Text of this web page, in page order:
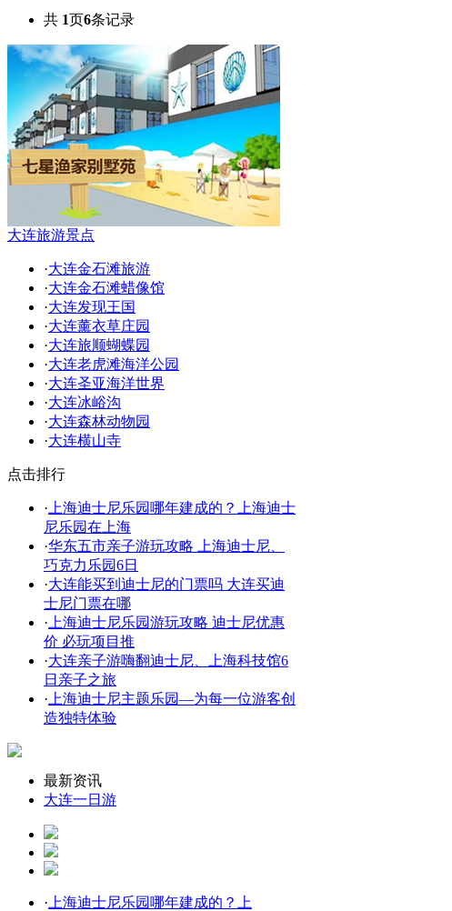
共 1页6条记录
大连旅游景点
·大连金石滩旅游
·大连金石滩蜡像馆
·大连发现王国
·大连薰衣草庄园
·大连旅顺蝴蝶园
·大连老虎滩海洋公园
·大连圣亚海洋世界
·大连冰峪沟
·大连森林动物园
·大连横山寺
点击排行
· 上海迪士尼乐园哪年建成的？上海迪士
尼乐园在上海
·华东五市亲子游玩攻略 上海迪士尼、
巧克力乐园6日
·大连能买到迪士尼的门票吗 大连买迪
士尼门票在哪
· 上海迪士尼乐园游玩攻略 迪士尼优惠
价 必玩项目推
·大连亲子游嗨翻迪士尼、上海科技馆6
日亲子之旅
· 上海迪士尼主题乐园—为每一位游客创
造独特体验
最新资讯
大连一日游
· 上海迪士尼乐园哪年建成的？上